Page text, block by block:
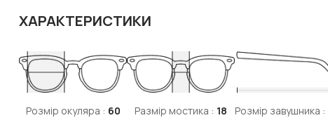
ХАРАКТЕРИСТИКИ
Розмір окуляра : 60 Размір мостика : 18 Розмір завушника :